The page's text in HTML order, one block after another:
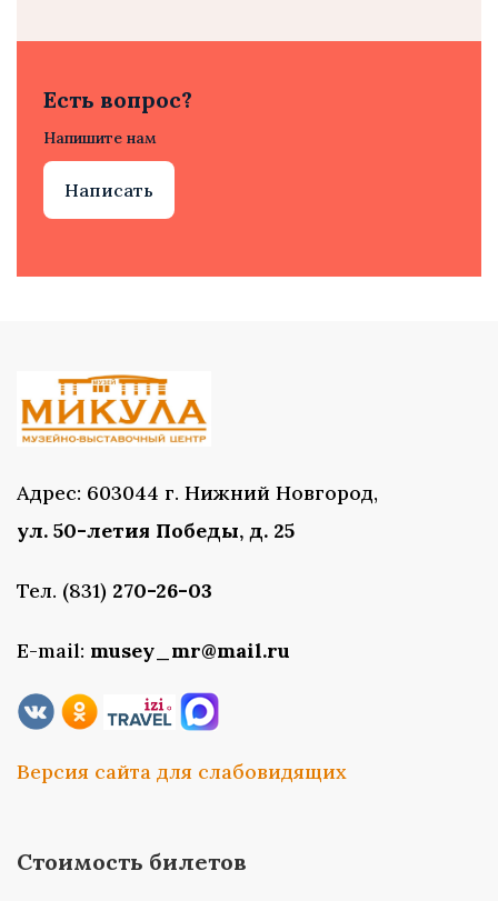
Есть вопрос?
Напишите нам
Написать
Адрес: 603044 г. Нижний Новгород,
ул. 50-летия Победы, д. 25
Тел. (831) 270-26-03
E-mail: musey_mr@mail.ru
Версия сайта для слабовидящих
Стоимость билетов